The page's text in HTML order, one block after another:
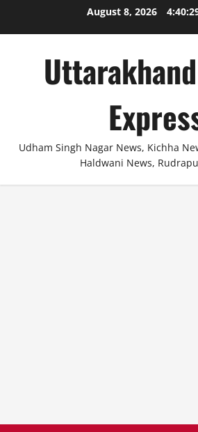
August 8, 2026
Udham Singh Nagar News, Kichha
Haldwani News,